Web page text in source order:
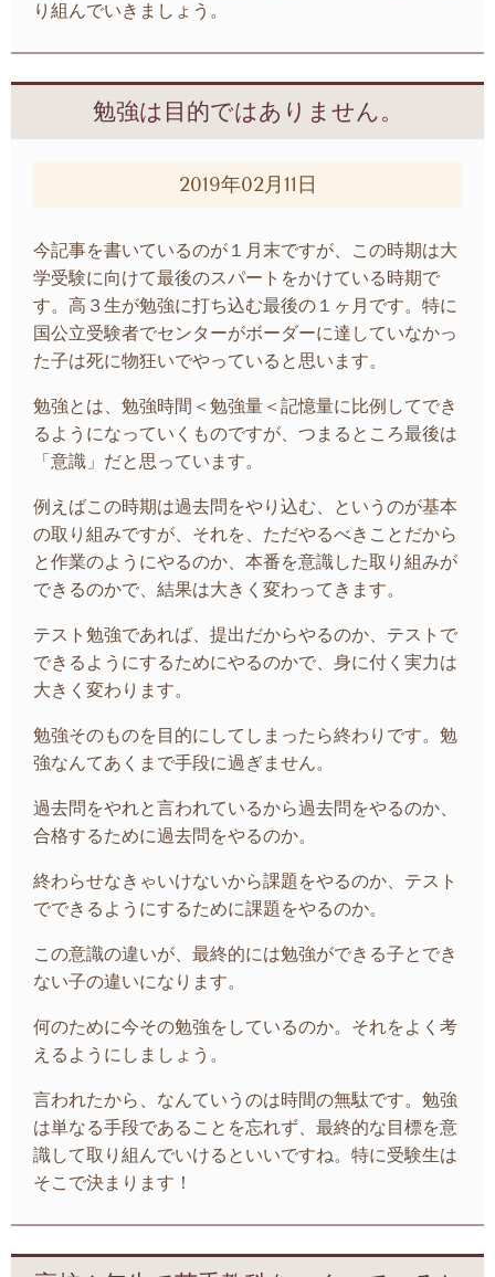
り組んでいきましょう。
勉強は目的ではありません。
2019年02月11日
今記事を書いているのが１月末ですが、この時期は大
学受験に向けて最後のスパートをかけている時期で
す。高３生が勉強に打ち込む最後の１ヶ月です。特に
国公立受験者でセンターがボーダーに達していなかっ
た子は死に物狂いでやっていると思います。
勉強とは、勉強時間＜勉強量＜記憶量に比例してでき
るようになっていくものですが、つまるところ最後は
「意識」だと思っています。
例えばこの時期は過去問をやり込む、というのが基本
の取り組みですが、それを、ただやるべきことだから
と作業のようにやるのか、本番を意識した取り組みが
できるのかで、結果は大きく変わってきます。
テスト勉強であれば、提出だからやるのか、テストで
できるようにするためにやるのかで、身に付く実力は
大きく変わります。
勉強そのものを目的にしてしまったら終わりです。勉
強なんてあくまで手段に過ぎません。
過去問をやれと言われているから過去問をやるのか、
合格するために過去問をやるのか。
終わらせなきゃいけないから課題をやるのか、テスト
でできるようにするために課題をやるのか。
この意識の違いが、最終的には勉強ができる子とでき
ない子の違いになります。
何のために今その勉強をしているのか。それをよく考
えるようにしましょう。
言われたから、なんていうのは時間の無駄です。勉強
は単なる手段であることを忘れず、最終的な目標を意
識して取り組んでいけるといいですね。特に受験生は
そこで決まります！